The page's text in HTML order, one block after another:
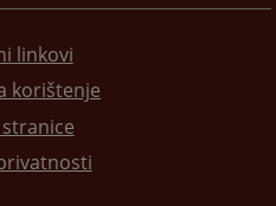
linkovi
korištenje